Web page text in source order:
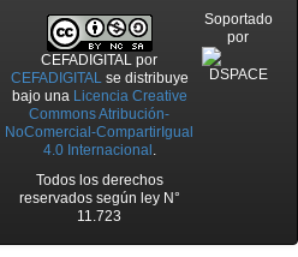
CEFADIGITAL por
CEFADIGITALse distribuye
bajo una Licencia Creative
Commons Atribución-
NoComercial-CompartirIgual
4.0 Internacional .
Todos los derechos
reservados según ley N°
11.723
Soportado
por